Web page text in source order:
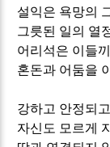
설익은 욕망의
그릇된 일의 열
어리석은 이들
혼돈과 어둠을
강하고 안정되
자신도 모르게